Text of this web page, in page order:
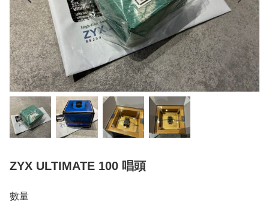
ZYX ULTIMATE 100 唱頭
數量